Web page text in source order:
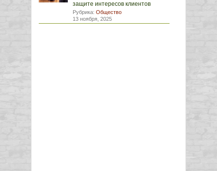
защите интересов клиентов
Рубрика: Общество
13 ноября, 2025